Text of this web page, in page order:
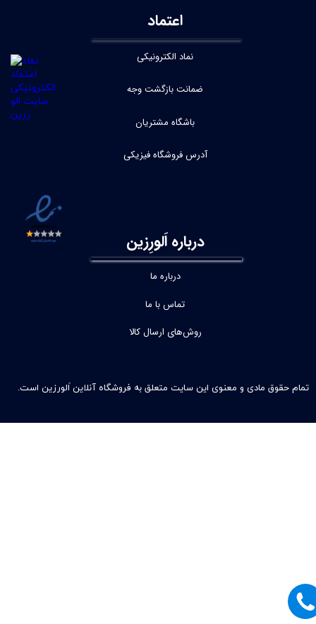
تمام حقوق مادی و معنوی این سایت متعلق به فروشگاه آنلاین اَلورزین است.
اعتماد
نماد الکترونیکی
ضمانت بازگشت وجه
باشگاه مشتریان
آدرس فروشگاه فیزیکی
درباره اَلورِزین
درباره ما
تماس با ما
روش‌های ارسال کالا